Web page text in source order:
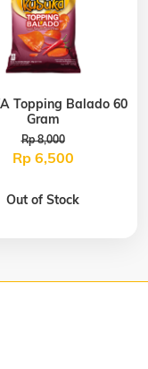
Topping Balado 60
Gram
Rp 8,000
Rp 6,500
Out of Stock